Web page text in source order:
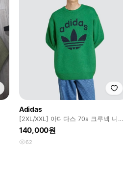
Adidas
[2XL/XXL] 아디다스 70s 크루넥 니트
스웨터 / 그린
140,000원
62